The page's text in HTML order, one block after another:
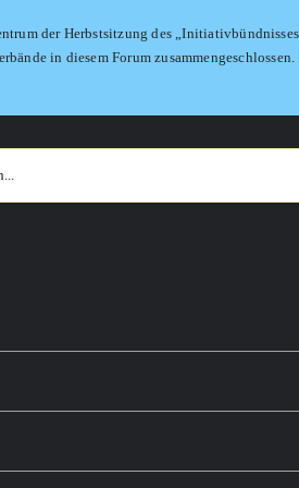
der Herbstsitzung des
in diesem Forum